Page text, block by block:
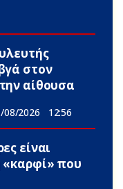
στον
αίθουσα
08/2026 12:56
είναι
που